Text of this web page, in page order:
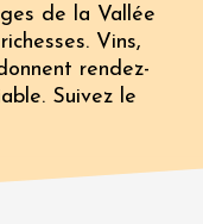
de la Vallée
Vins,
rendez-
Suivez le